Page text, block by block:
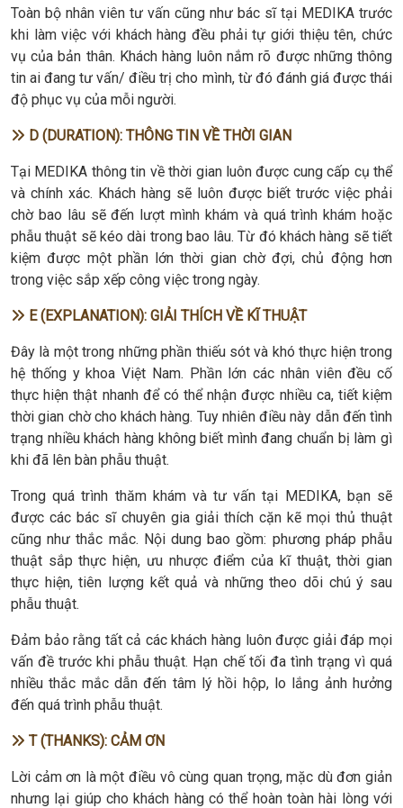
Toàn bộ nhân viên tư vấn cũng như bác sĩ tại MEDIKA trước
khi làm việc với khách hàng đều phải tự giới thiệu tên, chức
vụ của bản thân. Khách hàng luôn nắm rõ được những thông
tin ai đang tư vấn/ điều trị cho mình, từ đó đánh giá được thái
độ phục vụ của mỗi người.
D (DURATION): THÔNG TIN VỀ THỜI GIAN
Tại MEDIKA thông tin về thời gian luôn được cung cấp cụ thể
và chính xác. Khách hàng sẽ luôn được biết trước việc phải
chờ bao lâu sẽ đến lượt mình khám và quá trình khám hoặc
phẫu thuật sẽ kéo dài trong bao lâu. Từ đó khách hàng sẽ tiết
kiệm được một phần lớn thời gian chờ đợi, chủ động hơn
trong việc sắp xếp công việc trong ngày.
E (EXPLANATION): GIẢI THÍCH VỀ KĨ THUẬT
Đây là một trong những phần thiếu sót và khó thực hiện trong
hệ thống y khoa Việt Nam. Phần lớn các nhân viên đều cố
thực hiện thật nhanh để có thể nhận được nhiều ca, tiết kiệm
thời gian chờ cho khách hàng. Tuy nhiên điều này dẫn đến tình
trạng nhiều khách hàng không biết mình đang chuẩn bị làm gì
khi đã lên bàn phẫu thuật.
Trong quá trình thăm khám và tư vấn tại MEDIKA, bạn sẽ
được các bác sĩ chuyên gia giải thích cặn kẽ mọi thủ thuật
cũng như thắc mắc. Nội dung bao gồm: phương pháp phẫu
thuật sắp thực hiện, ưu nhược điểm của kĩ thuật, thời gian
thực hiện, tiên lượng kết quả và những theo dõi chú ý sau
phẫu thuật.
Đảm bảo rằng tất cả các khách hàng luôn được giải đáp mọi
vấn đề trước khi phẫu thuật. Hạn chế tối đa tình trạng vì quá
nhiều thắc mắc dẫn đến tâm lý hồi hộp, lo lắng ảnh hưởng
đến quá trình phẫu thuật.
T (THANKS): CẢM ƠN
Lời cảm ơn là một điều vô cùng quan trọng, mặc dù đơn giản
nhưng lại giúp cho khách hàng có thể hoàn toàn hài lòng với